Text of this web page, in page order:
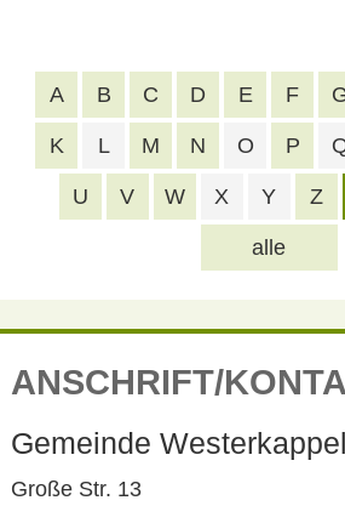
alle
A B C D E F
K L M N O P
U V W X Y Z
ANSCHRIFT/
Gemeinde
Große Str. 13